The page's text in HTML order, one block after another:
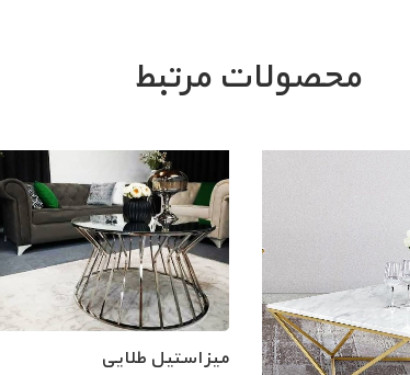
محصولات مرتبط
میز استیل طلایی